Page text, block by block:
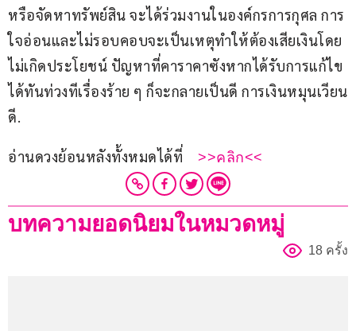
หรือจัดหาทรัพย์สิน จะได้ร่วมงานในองค์กรการกุศล การ
ใจอ่อนและไม่รอบคอบจะเป็นเหตุทำให้ต้องเสียเงินโดย
ไม่เกิดประโยชน์ ปัญหาที่คาราคาซังหากได้รับการแก้ไข
ได้ทันท่วงทีเรื่องร้าย ๆ ก็จะกลายเป็นดี การเงินหมุนเวียน
ดี.
อ่านดวงย้อนหลังทั้งหมดได้ที่ >>คลิก<<
บทความยอดนิยมในหมวดหมู่
18 ครั้ง